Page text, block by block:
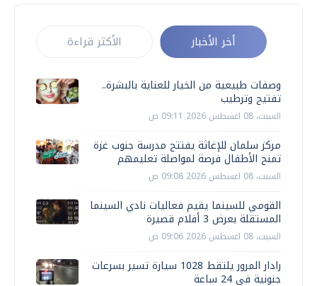
أخر الأخبار الأكثر قراءة
وصفات طبيعية من الخيار للعناية بالبشرة..
تفتيح وترطيب
السبت، 08 اغسطس 2026 09:11 ص
مركز سلمان للإغاثة يفتتح مدرسة جنوب غزة
تمنح الأطفال فرصة لمواصلة تعليمهم
السبت، 08 اغسطس 2026 09:08 ص
القومي للسينما يقيم فعاليات نادي السينما
المستقلة بعرض 3 أفلام قصيرة
السبت، 08 اغسطس 2026 09:06 ص
رادار المرور يلتقط 1028 سيارة تسير بسرعات
جنونية فى 24 ساعة